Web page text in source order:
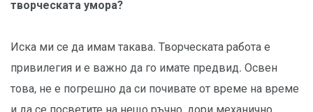
творческата умора?
Иска ми се да имам такава. Творческата работа е
привилегия и е важно да го имате предвид. Освен
това, не е погрешно да си почивате от време на време